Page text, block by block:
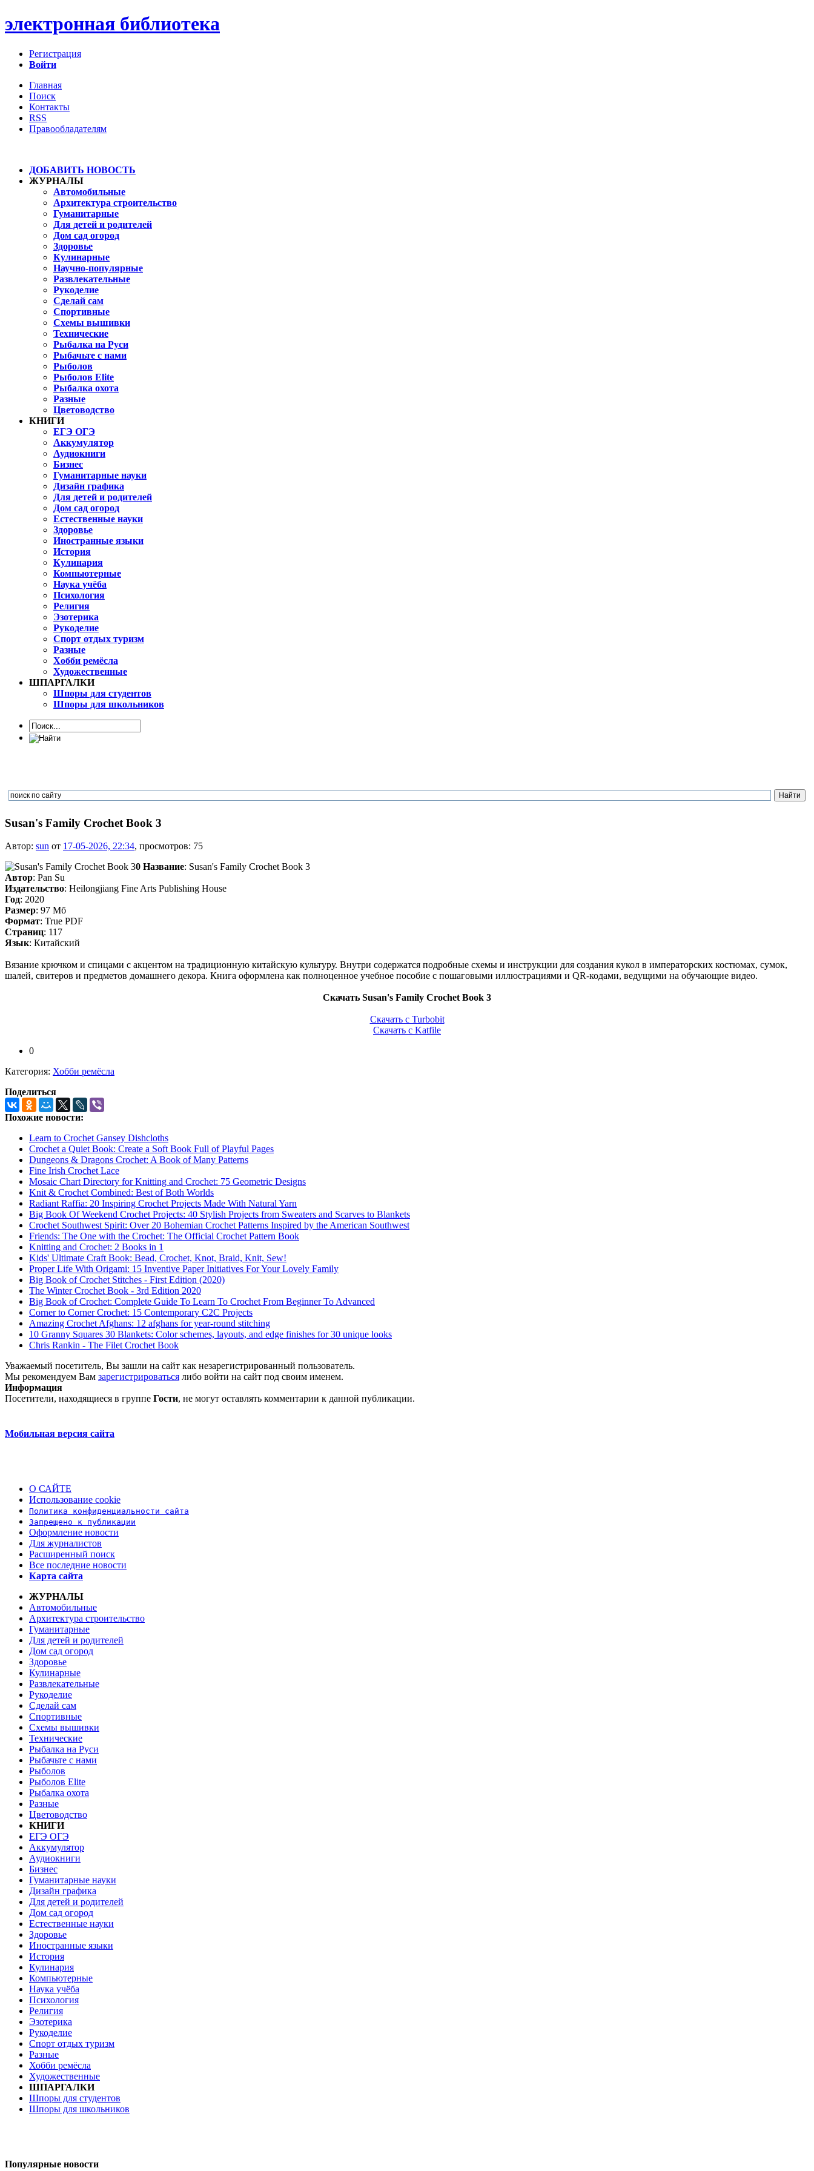
электронная библиотека
Регистрация
Войти
Главная
Поиск
Контакты
RSS
Правообладателям
ДОБАВИТЬ НОВОСТЬ
ЖУРНАЛЫ
Автомобильные
Архитектура строительство
Гуманитарные
Для детей и родителей
Дом сад огород
Здоровье
Кулинарные
Научно-популярные
Развлекательные
Рукоделие
Сделай сам
Спортивные
Схемы вышивки
Технические
Рыбалка на Руси
Рыбачьте с нами
Рыболов
Рыболов Elite
Рыбалка охота
Разные
Цветоводство
КНИГИ
ЕГЭ ОГЭ
Аккумулятор
Аудиокниги
Бизнес
Гуманитарные науки
Дизайн графика
Для детей и родителей
Дом сад огород
Естественные науки
Здоровье
Иностранные языки
История
Кулинария
Компьютерные
Наука учёба
Психология
Религия
Эзотерика
Рукоделие
Спорт отдых туризм
Разные
Хобби ремёсла
Художественные
ШПАРГАЛКИ
Шпоры для студентов
Шпоры для школьников
Susan's Family Crochet Book 3
Автор: sun от 17-05-2026, 22:34, просмотров: 75
0 Название: Susan's Family Crochet Book 3
Автор: Pan Su
Издательство: Heilongjiang Fine Arts Publishing House
Год: 2020
Размер: 97 Мб
Формат: True PDF
Страниц: 117
Язык: Китайский
Вязание крючком и спицами с акцентом на традиционную китайскую культуру. Внутри содержатся подробные схемы и инструкции для создания кукол в императорских костюмах, сумок,
шалей, свитеров и предметов домашнего декора. Книга оформлена как полноценное учебное пособие с пошаговыми иллюстрациями и QR-кодами, ведущими на обучающие видео.
Скачать Susan's Family Crochet Book 3
Скачать с Turbobit
Скачать с Katfile
0
Категория: Хобби ремёсла
Поделиться
Похожие новости:
Learn to Crochet Gansey Dishcloths
Crochet a Quiet Book: Create a Soft Book Full of Playful Pages
Dungeons & Dragons Crochet: A Book of Many Patterns
Fine Irish Crochet Lace
Mosaic Chart Directory for Knitting and Crochet: 75 Geometric Designs
Knit & Crochet Combined: Best of Both Worlds
Radiant Raffia: 20 Inspiring Crochet Projects Made With Natural Yarn
Big Book Of Weekend Crochet Projects: 40 Stylish Projects from Sweaters and Scarves to Blankets
Crochet Southwest Spirit: Over 20 Bohemian Crochet Patterns Inspired by the American Southwest
Friends: The One with the Crochet: The Official Crochet Pattern Book
Knitting and Crochet: 2 Books in 1
Kids' Ultimate Craft Book: Bead, Crochet, Knot, Braid, Knit, Sew!
Proper Life With Origami: 15 Inventive Paper Initiatives For Your Lovely Family
Big Book of Crochet Stitches - First Edition (2020)
The Winter Crochet Book - 3rd Edition 2020
Big Book of Crochet: Complete Guide To Learn To Crochet From Beginner To Advanced
Corner to Corner Crochet: 15 Contemporary C2C Projects
Amazing Crochet Afghans: 12 afghans for year-round stitching
10 Granny Squares 30 Blankets: Color schemes, layouts, and edge finishes for 30 unique looks
Chris Rankin - The Filet Crochet Book
Уважаемый посетитель, Вы зашли на сайт как незарегистрированный пользователь.
Мы рекомендуем Вам зарегистрироваться либо войти на сайт под своим именем.
Информация
Посетители, находящиеся в группе Гости, не могут оставлять комментарии к данной публикации.
Мобильная версия сайта
О САЙТЕ
Использование cookie
Политика конфиденциальности сайта
Запрещено к публикации
Оформление новости
Для журналистов
Расширенный поиск
Все последние новости
Карта сайта
ЖУРНАЛЫ
Автомобильные
Архитектура строительство
Гуманитарные
Для детей и родителей
Дом сад огород
Здоровье
Кулинарные
Развлекательные
Рукоделие
Сделай сам
Спортивные
Схемы вышивки
Технические
Рыбалка на Руси
Рыбачьте с нами
Рыболов
Рыболов Elite
Рыбалка охота
Разные
Цветоводство
КНИГИ
ЕГЭ ОГЭ
Аккумулятор
Аудиокниги
Бизнес
Гуманитарные науки
Дизайн графика
Для детей и родителей
Дом сад огород
Естественные науки
Здоровье
Иностранные языки
История
Кулинария
Компьютерные
Наука учёба
Психология
Религия
Эзотерика
Рукоделие
Спорт отдых туризм
Разные
Хобби ремёсла
Художественные
ШПАРГАЛКИ
Шпоры для студентов
Шпоры для школьников
Популярные новости